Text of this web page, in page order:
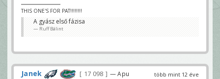
THIS ONE'S FOR PAT!!!!!!!!
A gyász első fázisa
Ruff Bálint
több mint 12 éve
Janek 17 098
— Apu